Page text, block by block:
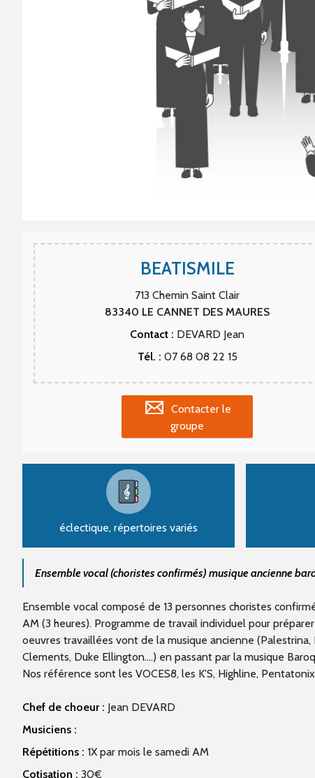
BEATISMILE
713 Chemin Saint Clair
83340 LE CANNET DES MAURES
Contact : DEVARD Jean
Tél. : 07 68 08 22 15
Contacter le
groupe
éclectique, répertoires variés
Ensemble vocal (choristes confirmés) musique ancienne
Ensemble vocal composé de 13 personnes choristes
AM (3 heures). Programme de travail individuel pour
oeuvres travaillées vont de la musique ancienne (Palestrina,
Clements, Duke Ellington....) en passant par la musique
Nos référence sont les VOCES8, les K'S, Highline,
Chef de choeur : Jean DEVARD
Musiciens :
Répétitions : 1X par mois le samedi AM
Cotisation : 30€